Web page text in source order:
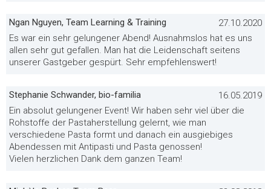
Ngan Nguyen, Team Learning & Training
27.10.2020
Es war ein sehr gelungener Abend! Ausnahmslos hat es uns
allen sehr gut gefallen. Man hat die Leidenschaft seitens
unserer Gastgeber gespürt. Sehr empfehlenswert!
Stephanie Schwander, bio-familia
16.05.2019
Ein absolut gelungener Event! Wir haben sehr viel über die
Rohstoffe der Pastaherstellung gelernt, wie man
verschiedene Pasta formt und danach ein ausgiebiges
Abendessen mit Antipasti und Pasta genossen!
Vielen herzlichen Dank dem ganzen Team!